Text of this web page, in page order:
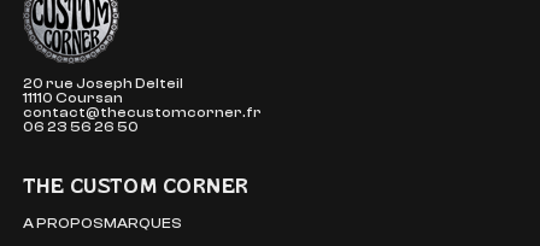
20 rue Joseph Delteil
11110 Coursan
contact@thecustomcorner.fr
06 23 56 26 50
THE CUSTOM CORNER
A PROPOSMARQUES